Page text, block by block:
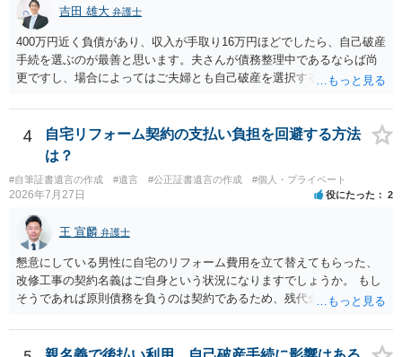
吉田 雄大 弁護士
400万円近く負債があり、収入が手取り16万円ほどでしたら、自己破産
手続を選ぶのが最善と思います。夫さんが債務整理中であるならば尚
更ですし、場合によってはご夫婦とも自己破産を選択する方法もある
4
自宅リフォーム契約の支払い負担を回避する方法
は？
#自筆証書遺言の作成 #遺言 #公正証書遺言の作成 #個人・プライベート
2026年7月27日 役にたった 2
王 宣麟 弁護士
懇意にしている男性に自宅のリフォーム費用を立て替えてもらった、
改修工事の契約名義はご自身という状況になりますでしょうか。 もし
そうであれば原則債務を負うのは契約であるため、残代金を捻出して
ます。 入籍した場合でも、原則契約者が単独で全ての債務を負うこと
には変わりがありません。 なかなか対応に難しい案件であり、公開の